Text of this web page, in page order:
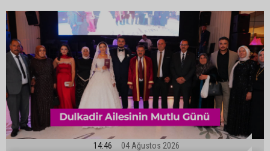
14:46 04 Ağustos 2026